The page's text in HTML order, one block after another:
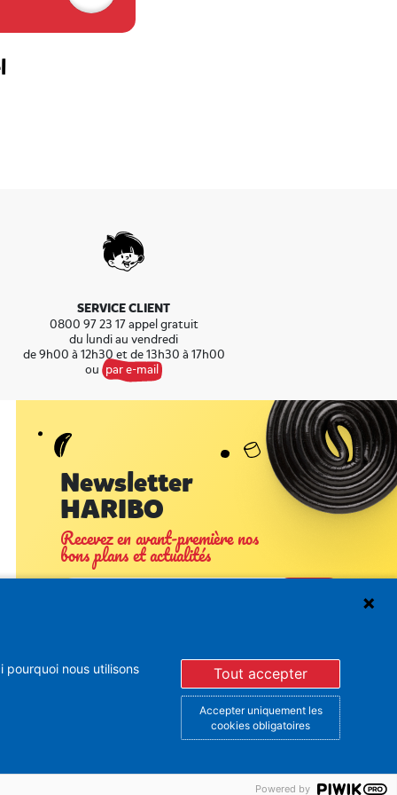
SERVICE CLIENT
0800 97 23 17 appel gratuit
du lundi au vendredi
de 9h00 à 12h30 et de 13h30 à 17h00
ou par e-mail
Newsletter
HARIBO
Recevez en avant-première nos
bons plans et actualités
En vous inscrivant à la newsletter, vous acceptez de
recevoir des mails d’Haribo sur son actualité. Pour plus
personnelles et pour exercer vos droits, merci de
Politique de Protection des Données
pourquoi nous utilisons Tout accepter
Accepter uniquement les
cookies obligatoires
Powered by